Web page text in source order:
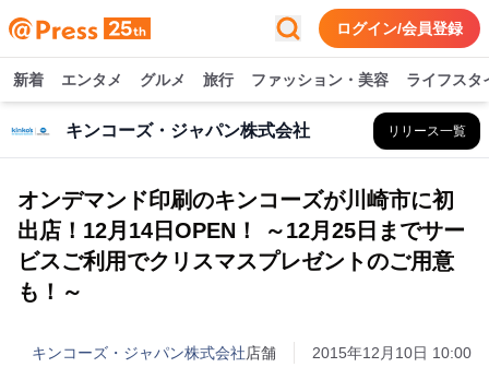
ログイン/会員登録
新着 エンタメ グルメ 旅行 ファッション・美容 ライフスタ
キンコーズ・ジャパン株式会社 リリース一覧
オンデマンド印刷のキンコーズが川崎市に初
出店！12月14日OPEN！ ～12月25日までサー
ビスご利用でクリスマスプレゼントのご用意
も！～
キンコーズ・ジャパン株式会社店舗 2015年12月10日 10:00